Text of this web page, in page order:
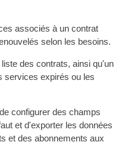
associés à un contrat
selon les besoins.
des contrats, ainsi qu'un
services expirés ou les
configurer des champs
et d'exporter les données
et des abonnements aux